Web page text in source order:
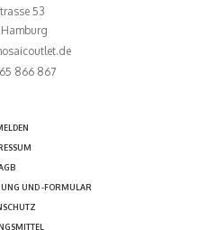
53
Hamburg
866 867
UND -FORMULAR